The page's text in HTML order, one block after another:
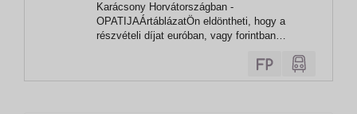
Porec
Karácsony Horvátországban -
OPATIJAÁrtáblázatÖn eldöntheti, hogy a
részvételi díjat euróban, vagy forintban
HORVÁTORSZÁGBAN - OPATIJA 4 nap / 3